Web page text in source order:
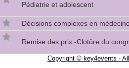
Pédiatrie et adolescent
Décisions complexes en
Remise des prix -Clotûre du
Copyright © key4events -